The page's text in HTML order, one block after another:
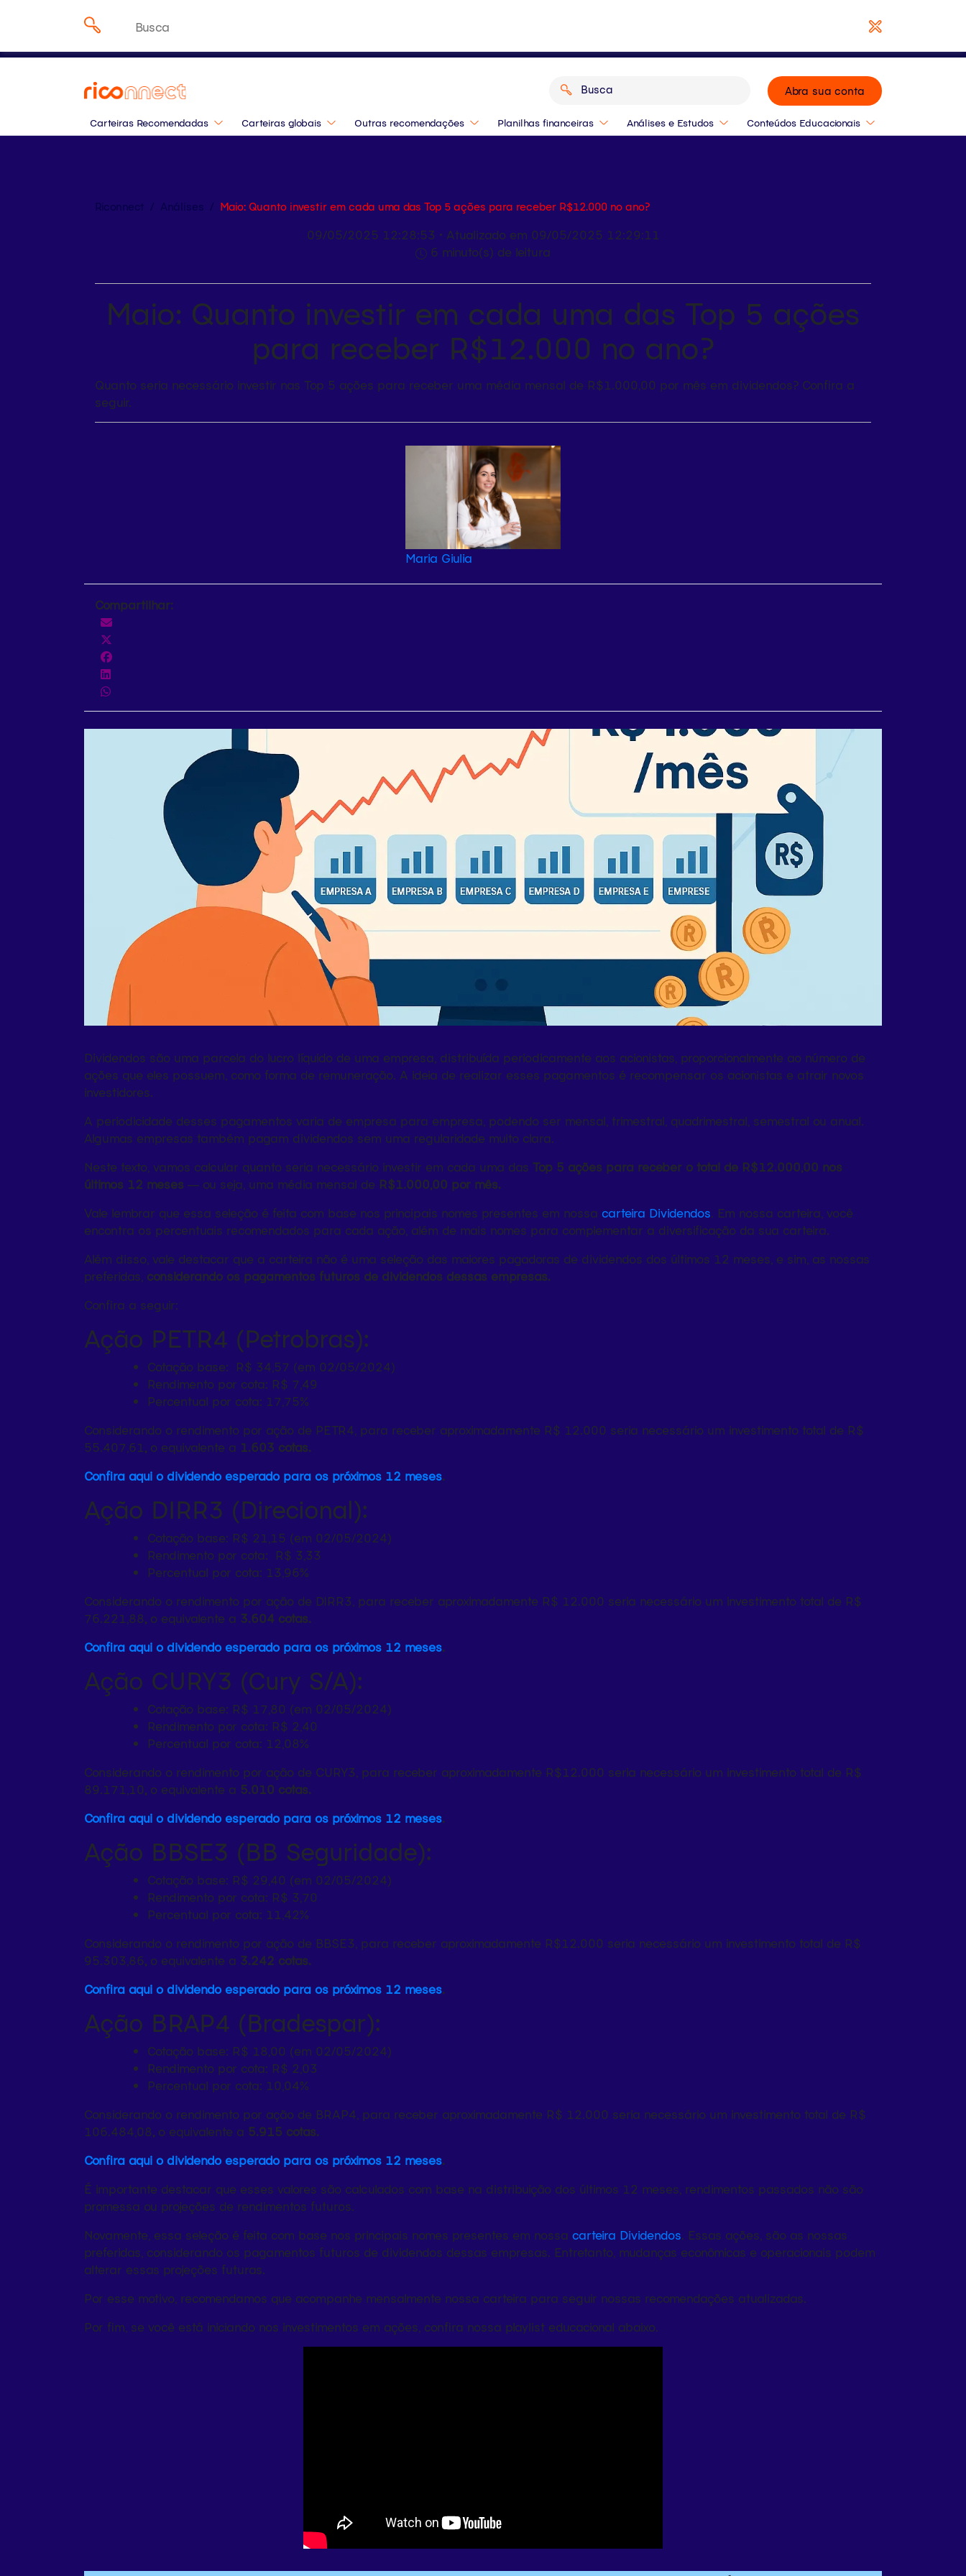
Pesquisar
Abra sua conta
Carteiras Recomendadas Carteiras globais Outras recomendações Planilhas financeiras Análises e Estudos Conteúdos Educacionais
Riconnect / Análises / Maio: Quanto investir em cada uma das Top 5 ações para receber R$12.000 no ano?
09/05/2025 12:28:53 • Atualizado em 09/05/2025 12:29:11
6 minuto(s) de leitura
Maio: Quanto investir em cada uma das Top 5 ações
para receber R$12.000 no ano?
Quanto seria necessário investir nas Top 5 ações para receber uma média mensal de R$1.000,00 por mês em dividendos? Confira a
seguir.
Maria Giulia
Compartilhar:
Dividendos são uma parcela do lucro líquido de uma empresa, distribuída periodicamente aos acionistas, proporcionalmente ao número de
ações que eles possuem, como forma de remuneração. A ideia de realizar esses pagamentos é recompensar os acionistas e atrair novos
investidores.
A periodicidade desses pagamentos varia de empresa para empresa, podendo ser mensal, trimestral, quadrimestral, semestral ou anual.
Algumas empresas também pagam dividendos sem uma regularidade muito clara.
Neste texto, vamos calcular quanto seria necessário investir em cada uma das Top 5 ações para receber o total de R$12.000,00 nos
últimos 12 meses — ou seja, uma média mensal de R$1.000,00 por mês.
Vale lembrar que essa seleção é feita com base nos principais nomes presentes em nossa carteira Dividendos. Em nossa carteira, você
encontra os percentuais recomendados para cada ação, além de mais nomes para complementar a diversificação da sua carteira.
Além disso, vale destacar que a carteira não é uma seleção das maiores pagadoras de dividendos dos últimos 12 meses, e sim, as nossas
preferidas, considerando os pagamentos futuros de dividendos dessas empresas.
Confira a seguir:
Ação PETR4 (Petrobras):
Cotação base: R$ 34,57 (em 02/05/2024)
Rendimento por cota: R$ 7,49
Percentual por cota: 17,75%
Considerando o rendimento por ação de PETR4, para receber aproximadamente R$ 12.000 seria necessário um investimento total de R$
55.407,61,o equivalente a 1.603 cotas.
Confira aqui o dividendo esperado para os próximos 12 meses.
Ação DIRR3 (Direcional):
Cotação base: R$ 21,15 (em 02/05/2024)
Rendimento por cota: R$ 3,33
Percentual por cota: 13,96%
Considerando o rendimento por ação de DIRR3, para receber aproximadamente R$ 12.000 seria necessário um investimento total de R$
76.221,88,o equivalente a 3.604 cotas.
Confira aqui o dividendo esperado para os próximos 12 meses.
Ação CURY3 (Cury S/A):
Cotação base: R$ 17,80 (em 02/05/2024)
Rendimento por cota: R$ 2,40
Percentual por cota: 12,08%
Considerando o rendimento por ação de CURY3, para receber aproximadamente R$12.000 seria necessário um investimento total de R$
89.171,10,o equivalente a 5.010 cotas.
Confira aqui o dividendo esperado para os próximos 12 meses.
Ação BBSE3 (BB Seguridade):
Cotação base: R$ 29,40 (em 02/05/2024)
Rendimento por cota: R$ 3,70
Percentual por cota: 11,42%
Considerando o rendimento por ação de BBSE3, para receber aproximadamente R$12.000 seria necessário um investimento total de R$
95.303,86,o equivalente a 3.242 cotas.
Confira aqui o dividendo esperado para os próximos 12 meses.
Ação BRAP4 (Bradespar):
Cotação base: R$ 18,00 (em 02/05/2024)
Rendimento por cota: R$ 2,03
Percentual por cota: 10,04%
Considerando o rendimento por ação de BRAP4, para receber aproximadamente R$ 12.000 seria necessário um investimento total de R$
106.484,08,o equivalente a 5.915 cotas.
Confira aqui o dividendo esperado para os próximos 12 meses.
É importante destacar que esses valores são calculados com base na distribuição dos últimos 12 meses, rendimentos passados não são
promessa ou projeções de rendimentos futuros.
Novamente, essa seleção é feita com base nos principais nomes presentes em nossa carteira Dividendos. Essas ações, são as nossas
preferidas, considerando os pagamentos futuros de dividendos dessas empresas. Entretanto, mudanças econômicas e operacionais podem
alterar essas projeções futuras.
Por esse motivo, recomendamos que acompanhe mensalmente nossa carteira para seguir nossas recomendações atualizadas.
Por fim, se você está iniciando nos investimentos em ações, confira nossa playlist educacional abaixo.